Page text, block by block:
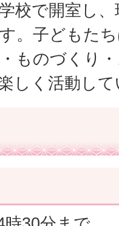
校で開室し
。子どもた
ものづくり
しく活動し